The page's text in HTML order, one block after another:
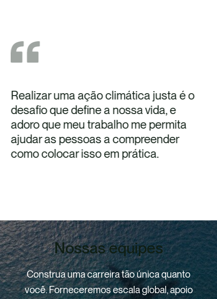
Realizar uma ação climática justa é o
desafio que define a nossa vida, e
adoro que meu trabalho me permita
ajudar as pessoas a compreender
como colocar isso em prática.
Nossas equipes
Construa uma carreira tão única quanto
você. Forneceremos escala global, apoio